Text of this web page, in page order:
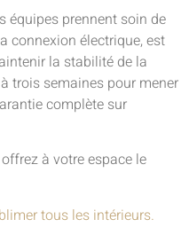
équipes prennent soin de
connexion électrique, est
la stabilité de la
trois semaines pour mener
complète sur
à votre espace le
tous les intérieurs.